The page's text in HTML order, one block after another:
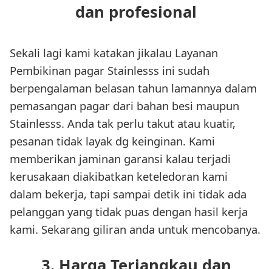
dan profesional
Sekali lagi kami katakan jikalau Layanan
Pembikinan pagar Stainlesss ini sudah
berpengalaman belasan tahun lamannya dalam
pemasangan pagar dari bahan besi maupun
Stainlesss. Anda tak perlu takut atau kuatir,
pesanan tidak layak dg keinginan. Kami
memberikan jaminan garansi kalau terjadi
kerusakaan diakibatkan keteledoran kami
dalam bekerja, tapi sampai detik ini tidak ada
pelanggan yang tidak puas dengan hasil kerja
kami. Sekarang giliran anda untuk mencobanya.